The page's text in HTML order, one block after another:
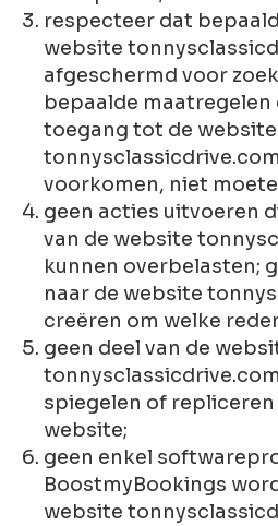
respecteer dat
website
afgeschermd voor
bepaalde maatregelen
toegang tot de website
voorkomen, niet
geen acties uitvoeren
van de website
kunnen overbelasten;
naar de website
creëren om welke
geen deel van de
spiegelen of
website;
geen enkel
BoostmyBookings
website